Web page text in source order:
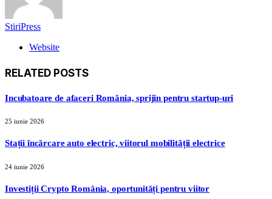
StiriPress
Website
RELATED POSTS
Incubatoare de afaceri România, sprijin pentru startup-uri
25 iunie 2026
Stații încărcare auto electric, viitorul mobilității electrice
24 iunie 2026
Investiții Crypto România, oportunități pentru viitor